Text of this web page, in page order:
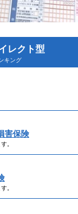
レクト型
キング
害保険
。
。